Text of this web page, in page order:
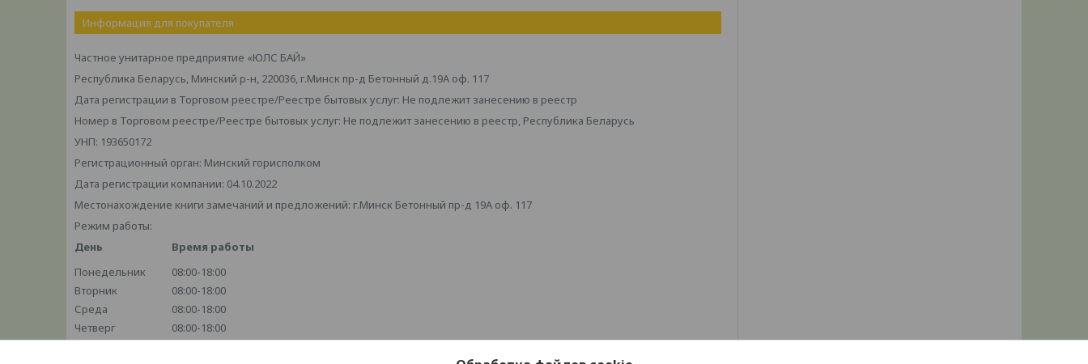
Информация для покупателя
Частное унитарное предприятие «ЮЛС БАЙ»
Республика Беларусь, Минский р-н, 220036, г.Минск пр-д Бетонный д.19А оф. 117
Дата регистрации в Торговом реестре/Реестре бытовых услуг: Не подлежит занесению в реестр
Номер в Торговом реестре/Реестре бытовых услуг: Не подлежит занесению в реестр, Республика Беларусь
УНП: 193650172
Регистрационный орган: Минский горисполком
Дата регистрации компании: 04.10.2022
Местонахождение книги замечаний и предложений: г.Минск Бетонный пр-д 19А оф. 117
Режим работы:
День
Время работы
Понедельник
08:00-18:00
Вторник
08:00-18:00
Среда
08:00-18:00
Четверг
08:00-18:00